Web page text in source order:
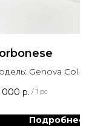
Genova Col.10
000 р. / 1 pc
Подробнее